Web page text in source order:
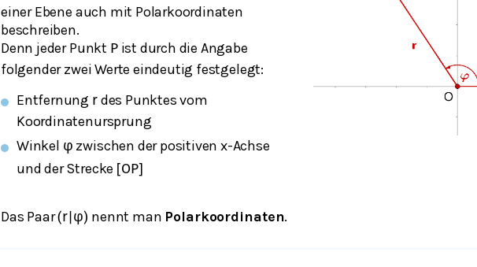
einer Ebene auch mit Polarkoordinaten
beschreiben.
Denn jeder Punkt Pist durch die Angabe
folgender zwei Werte eindeutig festgelegt:
Entfernung rdes Punktes vom
Koordinatenursprung
Winkel φ zwischen der positiven x-Achse
und der Strecke [OP]
Das Paar(r φ) nennt man Polarkoordinaten.